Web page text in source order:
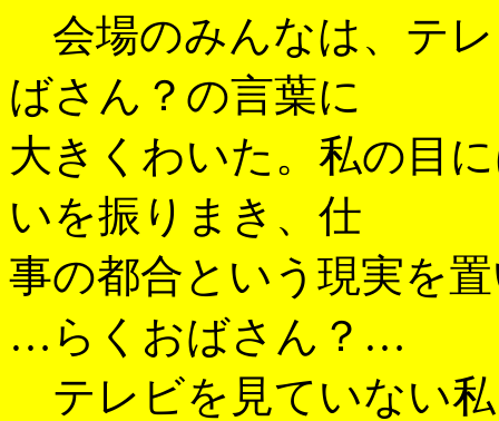
会場のみんなは、テ
ばさん？の言葉に
大きくわいた。私の目
いを振りまき、仕
事の都合という現実を
…らくおばさん？…
テレビを見ていない